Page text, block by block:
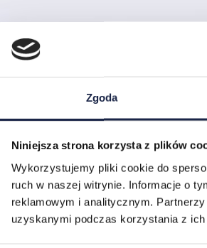
Zgoda
Niniejsza strona korzysta z plików
Wykorzystujemy pliki cookie do
ruch w naszej witrynie. Informacje o
reklamowym i analitycznym.
uzyskanymi podczas korzystania z ich